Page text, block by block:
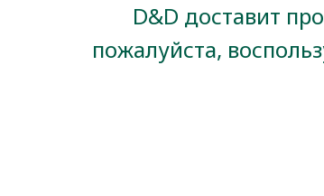
D&D доставит
пожалуйста,